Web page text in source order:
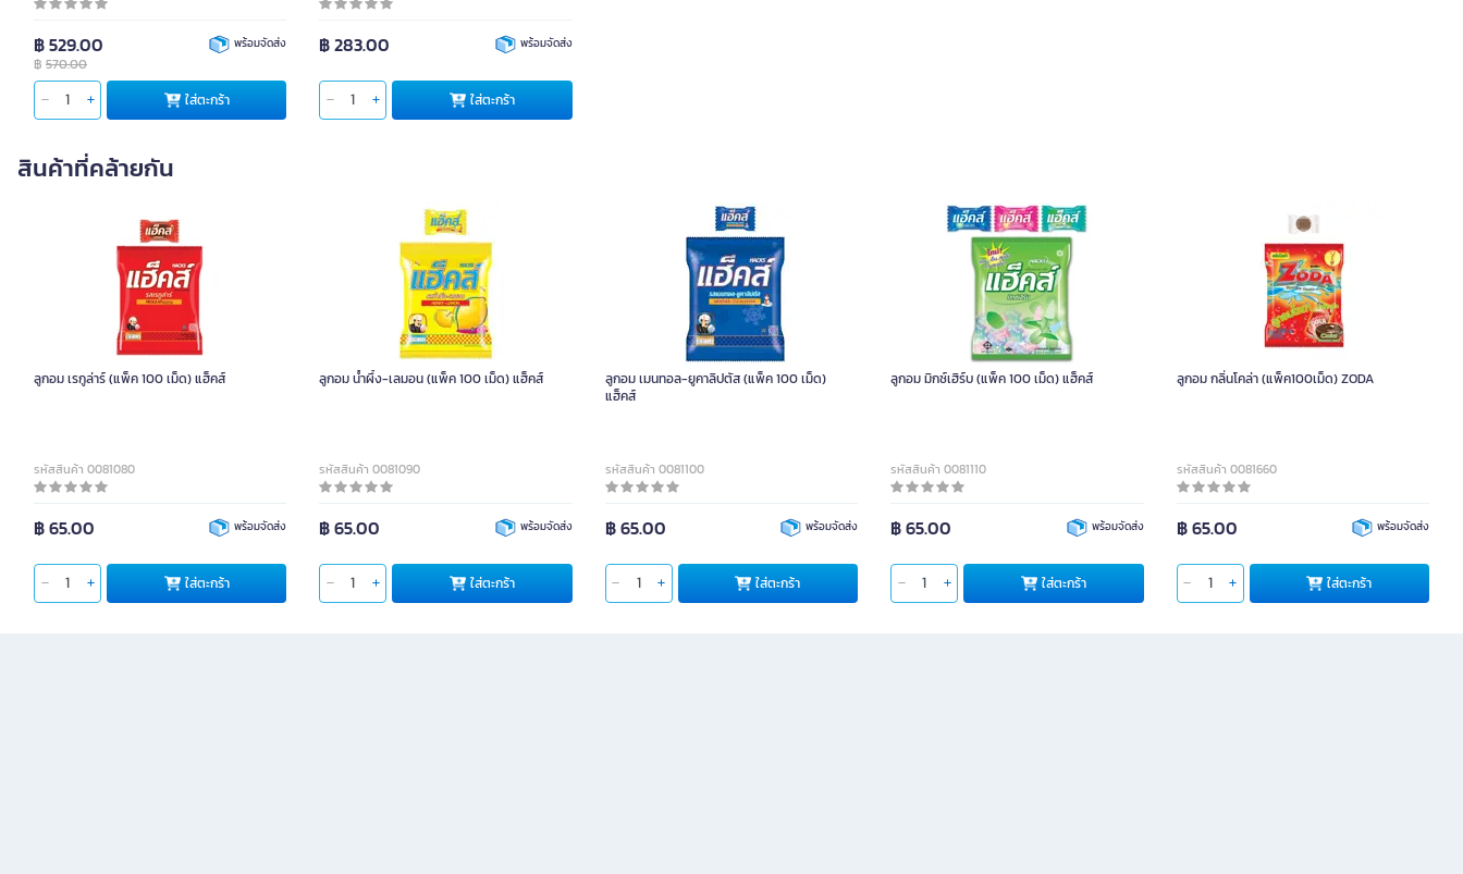
฿ 529.00
฿ 570.00
พร้อมจัดส่ง
ใส่ตะกร้า
฿ 283.00 พร้อมจัดส่ง
ใส่ตะกร้า
สินค้าที่คล้ายกัน
ลูกอม เรกูล่าร์ (แพ็ค 100 เม็ด) แฮ็คส์
รหัสสินค้า 0081080
฿ 65.00 พร้อมจัดส่ง
ใส่ตะกร้า
ลูกอม น้ำผึ้ง-เลมอน (แพ็ค 100 เม็ด) แฮ็คส์
รหัสสินค้า 0081090
฿ 65.00 พร้อมจัดส่ง
ใส่ตะกร้า
ลูกอม เมนทอล-ยูคาลิปตัส (แพ็ค 100 เม็ด)
แฮ็คส์
รหัสสินค้า 0081100
฿ 65.00 พร้อมจัดส่ง
ใส่ตะกร้า
ลูกอม มิกซ์เฮิร์บ (แพ็ค 100 เม็ด) แฮ็คส์
รหัสสินค้า 0081110
฿ 65.00 พร้อมจัดส่ง
ใส่ตะกร้า
ลูกอม กลิ่นโคล่า (แพ็ค100เม็ด) ZODA
รหัสสินค้า 0081660
฿ 65.00 พร้อมจัดส่ง
ใส่ตะกร้า